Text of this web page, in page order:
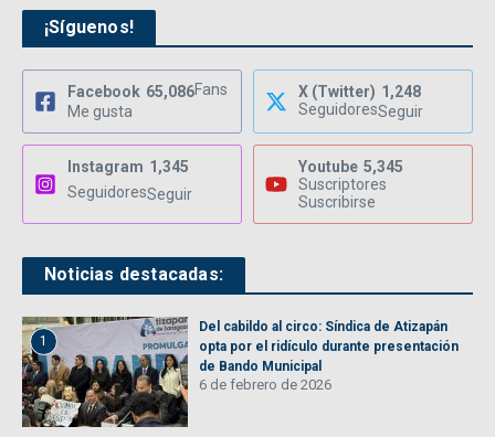
¡Síguenos!
Facebook 65,086Fans
Me gusta
X (Twitter) 1,248
SeguidoresSeguir
Instagram 1,345
SeguidoresSeguir
Youtube 5,345
Suscriptores
Suscribirse
Noticias destacadas:
1
Del cabildo al circo: Síndica de Atizapán
opta por el ridículo durante presentación
de Bando Municipal
6 de febrero de 2026